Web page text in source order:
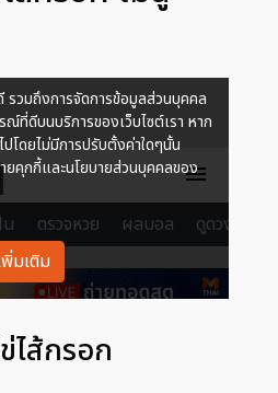
ไส้กรอก